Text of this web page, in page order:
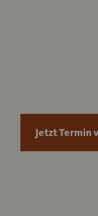
Jetzt Termin